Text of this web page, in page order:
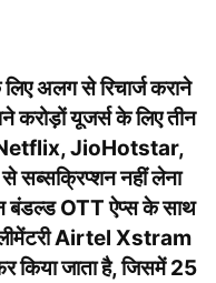
अलग से रिचार्ज कराने
यूजर्स के लिए तीन
Netflix, JioHotstar,
नहीं लेना
बंडल्ड OTT ऐप्स के साथ
Airtel Xstram
किया जाता है, जिसमें 25